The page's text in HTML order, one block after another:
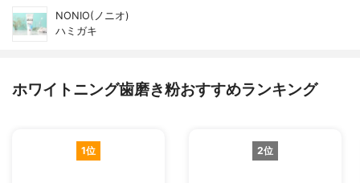
NONIO(ノニオ)
ハミガキ
ホワイトニング歯磨き粉おすすめランキング
1位 2位